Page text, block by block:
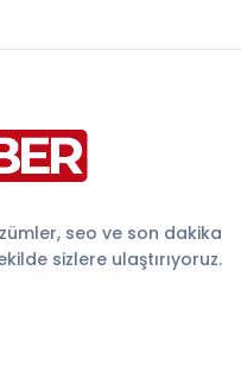
seo ve son dakika
sizlere ulaştırıyoruz.